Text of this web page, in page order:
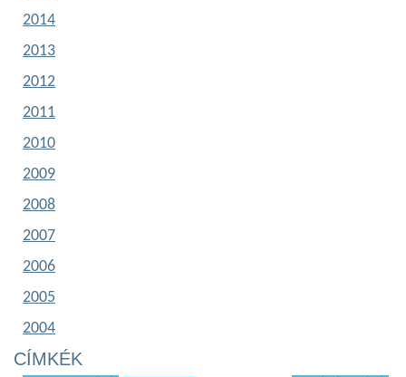
2014
2013
2012
2011
2010
2009
2008
2007
2006
2005
2004
CÍMKÉK